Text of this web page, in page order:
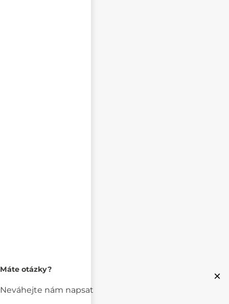
×
Máte otázky?
Neváhejte nám napsat